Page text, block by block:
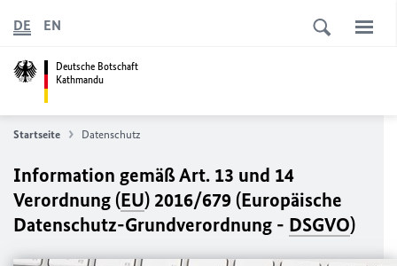
Deutsche Botschaft
Kathmandu
DE EN
Startseite Datenschutz
Information gemäß Art. 13 und 14
Verordnung (EU) 2016/679 (Europäische
Datenschutz-Grundverordnung - DSGVO)